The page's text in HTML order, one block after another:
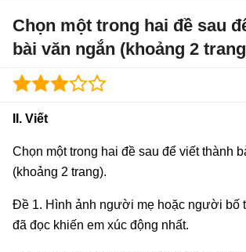
Chọn một trong hai đề sau
bài văn ngắn (khoảng 2
II. Viết
Chọn một trong hai đề sau để viết thành
(khoảng 2 trang).
Đề 1. Hình ảnh người mẹ hoặc người bố
đã đọc khiến em xúc động nhất.